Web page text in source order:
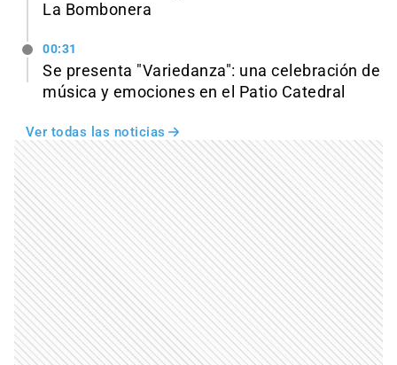
La Bombonera
00:31
Se presenta "Variedanza": una celebración de
música y emociones en el Patio Catedral
Ver todas las noticias